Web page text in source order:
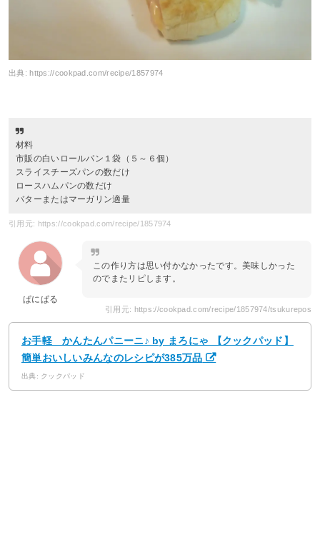
出典:https://cookpad.com/recipe/1857974
材料
市販の白いロールパン１袋（５～６個）
スライスチーズパンの数だけ
ロースハムパンの数だけ
バターまたはマーガリン適量
引用元: https://cookpad.com/recipe/1857974
ぱにぱる
この作り方は思い付かなかったです。美味しかった
のでまたリピします。
引用元: https://cookpad.com/recipe/1857974/tsukurepos
お手軽 かんたんパニーニ♪ by まろにゃ 【クックパッド】
簡単おいしいみんなのレシピが385万品
出典: クックパッド